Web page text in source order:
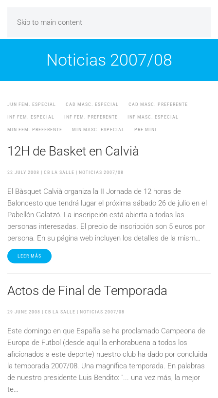
Skip to main content
Noticias 2007/08
JUN FEM. ESPECIAL CAD MASC. ESPECIAL CAD MASC. PREFERENTE
INF FEM. ESPECIAL INF FEM. PREFERENTE INF MASC. ESPECIAL
MIN FEM. PREFERENTE MIN MASC. ESPECIAL PRE MINI
12H de Basket en Calvià
22 JULY 2008 | CB LA SALLE | NOTICIAS 2007/08
El Bàsquet Calvià organiza la II Jornada de 12 horas de
Baloncesto que tendrá lugar el próxima sábado 26 de julio en el
Pabellón Galatzó. La inscripción está abierta a todas las
personas interesadas. El precio de inscripción son 5 euros por
persona. En su página web incluyen los detalles de la mism…
LEER MÁS
Actos de Final de Temporada
29 JUNE 2008 | CB LA SALLE | NOTICIAS 2007/08
Este domingo en que España se ha proclamado Campeona de
Europa de Futbol (desde aquí la enhorabuena a todos los
aficionados a este deporte) nuestro club ha dado por concluida
la temporada 2007/08. Una magnífica temporada. En palabras
de nuestro presidente Luis Bendito: "... una vez más, la mejor
te…